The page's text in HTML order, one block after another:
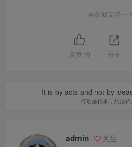
喜欢就支持一
点赞 19 分享
It is by acts and not by
行动是根本，想法
admin 关注